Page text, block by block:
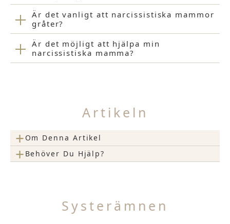
Är det vanligt att narcissistiska mammor
gråter?
Är det möjligt att hjälpa min
narcissistiska mamma?
Artikeln
+ Om Denna Artikel
+ Behöver Du Hjälp?
Systerämnen